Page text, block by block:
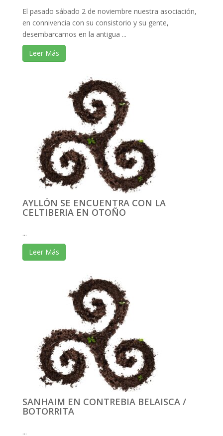
El pasado sábado 2 de noviembre nuestra asociación,
en connivencia con su consistorio y su gente,
desembarcamos en la antigua ...
Leer Más
AYLLÓN SE ENCUENTRA CON LA
CELTIBERIA EN OTOÑO
...
Leer Más
SANHAIM EN CONTREBIA BELAISCA /
BOTORRITA
...